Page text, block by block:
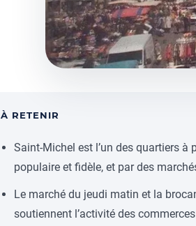
À RETENIR
Saint-Michel est l’un des quartiers
populaire et fidèle, et par des
Le marché du jeudi matin et la
soutiennent l’activité des